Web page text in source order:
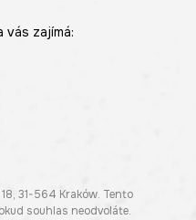
vás zajímá:
31-564 Kraków. Tento
souhlas neodvoláte.